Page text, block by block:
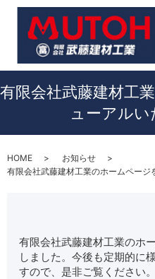
有限会社武藤建材工
ューアルい
HOME
お知らせ
有限会社武藤建材工業のホームページ
有限会社武藤建材工業のホ
しました。今後も定期的に
すので、是非ご覧ください。